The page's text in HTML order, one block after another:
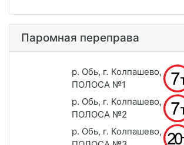
Паромная переправа
р. Обь, г. Колпашево,
ПОЛОСА №1
р. Обь, г. Колпашево,
ПОЛОСА №2
р. Обь, г. Колпашево,